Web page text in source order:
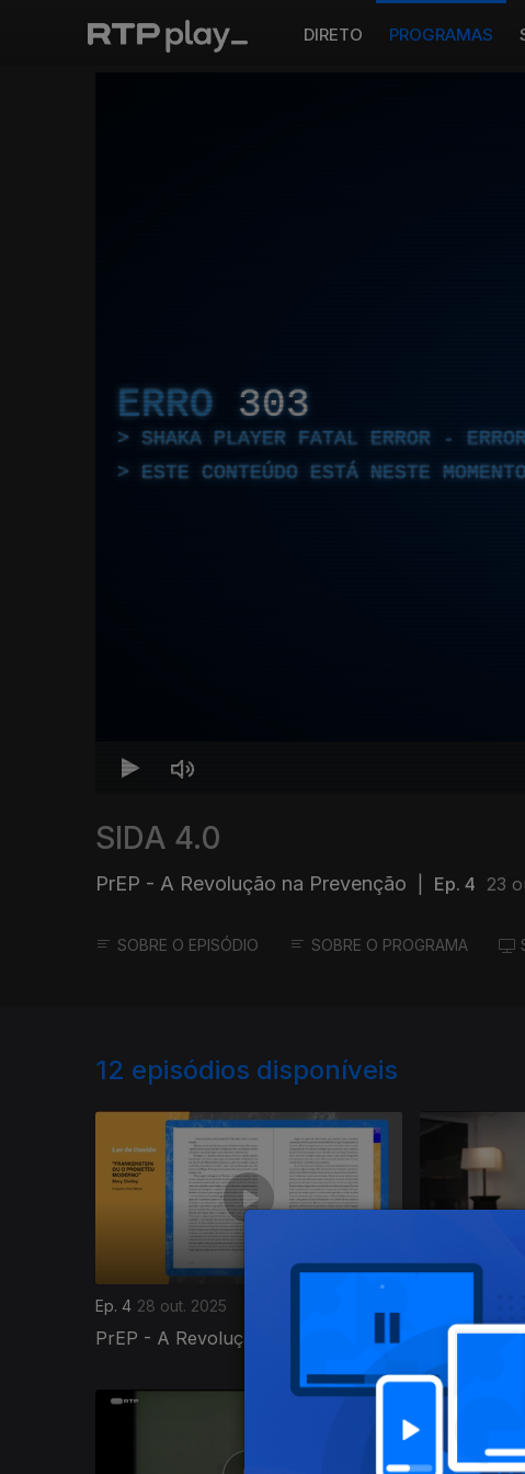
DIRETO PROGRAMAS
ERRO 303
SHAKA PLAYER FATAL ERROR -
ESTE CONTEÚDO ESTÁ NESTE
SIDA 4.0
PrEP - A Revolução na Prevenção Ep. 4 23
SOBRE O EPISÓDIO SOBRE O PROGRAMA
12 episódios disponíveis
Ep. 4 28 out. 2025
PrEP - A Revolução na Prevenção O